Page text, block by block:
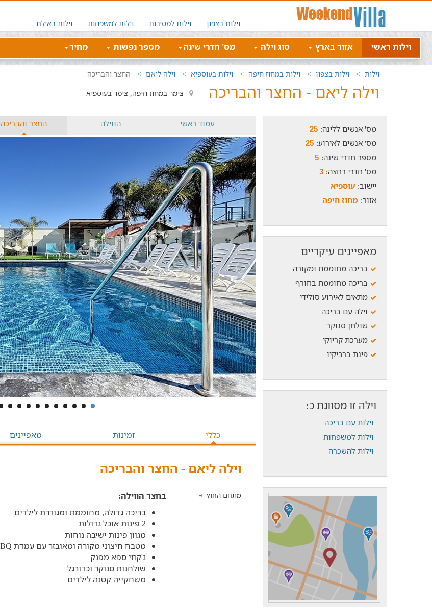
וילות בצפון וילות למסיבות וילות למשפחות וילות באילת
וילות ראשי אזור בארץ סוג וילה מס' חדרי שינה מספר נפשות מחיר
וילות וילות בצפון וילות במחוז חיפה וילות בעוספיא וילה ליאם החצר והבריכה
וילה ליאם - החצר והבריכה צימר במחוז חיפה, צימר בעוספיא
מס' אנשים ללינה: 25
מס' אנשים לאירוע: 25
מספר חדרי שינה: 5
מס' חדרי רחצה: 3
יישוב: עוספיא
אזור: מחוז חיפה
מאפיינים עיקריים
בריכה מחוממת ומקורה
בריכה מחוממת בחורף
מתאים לאירוע סולידי
וילה עם בריכה
שולחן סנוקר
מערכת קריוקי
פינת ברביקיו
וילה זו מסווגת כ:
וילות עם בריכה
וילות למשפחות
וילות להשכרה
עמוד ראשי הווילה החצר והבריכה
כללי זמינות מאפיינים
וילה ליאם - החצר והבריכה
מתחם החוץ
בחצר הווילה:
בריכה גדולה, מחוממת ומגודרת לילדים
2 פינות אוכל גדולות
מגוון פינות ישיבה נוחות
מטבח חיצוני מקורה ומאובזר עם עמדת BBQ, מיני מקרר, בר מים וכיור
ג'קוזי ספא מפנק
שולחנות סנוקר וכדורגל
משחקייה קטנה לילדים